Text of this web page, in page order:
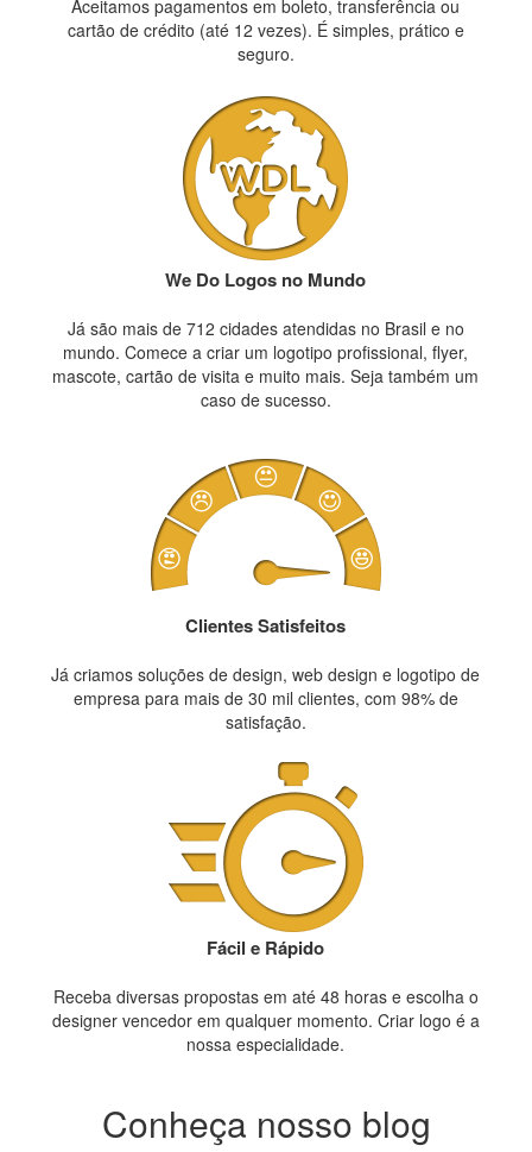
Aceitamos pagamentos em boleto, transferência ou
cartão de crédito (até 12 vezes). É simples, prático e
seguro.
We Do Logos no Mundo
Já são mais de 712 cidades atendidas no Brasil e no
mundo. Comece a criar um logotipo profissional, flyer,
mascote, cartão de visita e muito mais. Seja também um
caso de sucesso.
Clientes Satisfeitos
Já criamos soluções de design, web design e logotipo de
empresa para mais de 30 mil clientes, com 98% de
satisfação.
Fácil e Rápido
Receba diversas propostas em até 48 horas e escolha o
designer vencedor em qualquer momento. Criar logo é a
nossa especialidade.
Conheça nosso blog